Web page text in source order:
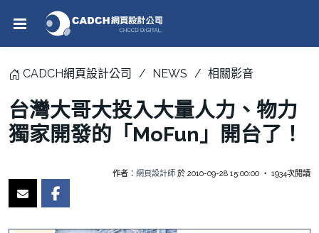
CADCH網頁設計公司 NEWS 相關影音
台灣大哥大投入大量人力、物力
獨家開發的「MoFun」開台了！
作者： 網頁設計師 於 2010-09-28 15:00:00 ‧ 1934次閱讀